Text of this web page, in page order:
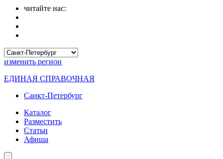
читайте нас:
изменить регион
ЕДИНАЯ СПРАВОЧНАЯ
Санкт-Петербург
Каталог
Разместить
Статьи
Афиша